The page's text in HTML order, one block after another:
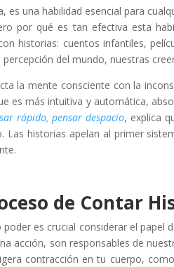
una habilidad esencial para
por qué es tan efectiva esta
historias: cuentos infantiles,
del mundo, nuestras
la mente consciente con la
es más intuitiva y automática,
rápido, pensar despacio, explica
historias apelan al primer
de Contar
es crucial considerar el papel
acción, son responsables de
contracción en tu cuerpo,